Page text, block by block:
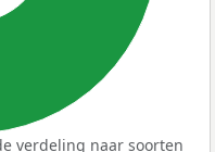
verdeling naar soorten